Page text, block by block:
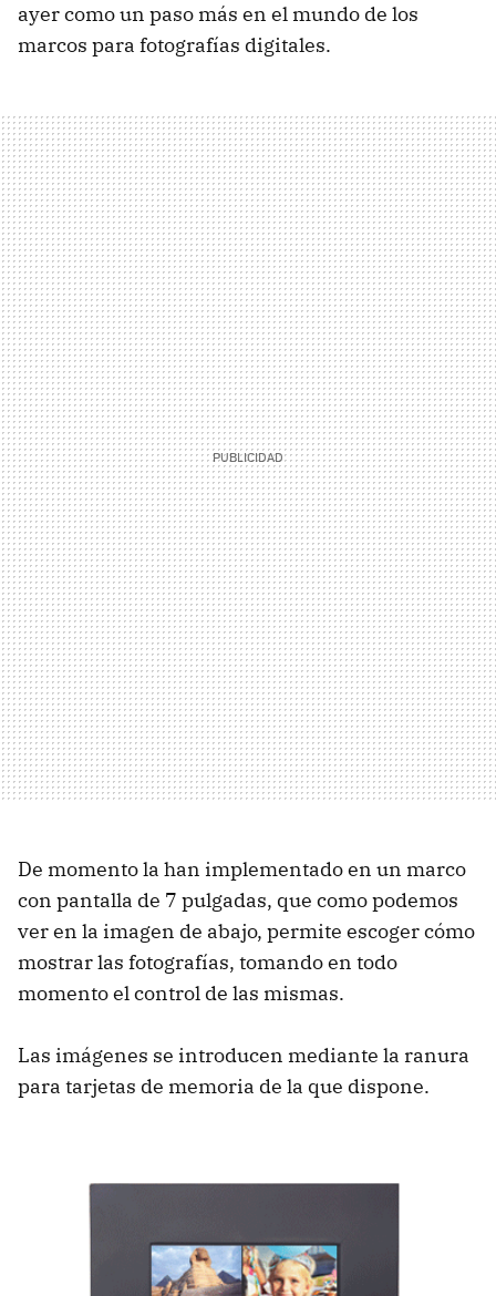
ayer como un paso más en el mundo de los
marcos para fotografías digitales.
De momento la han implementado en un marco
con pantalla de 7 pulgadas, que como podemos
ver en la imagen de abajo, permite escoger cómo
mostrar las fotografías, tomando en todo
momento el control de las mismas.
Las imágenes se introducen mediante la ranura
para tarjetas de memoria de la que dispone.